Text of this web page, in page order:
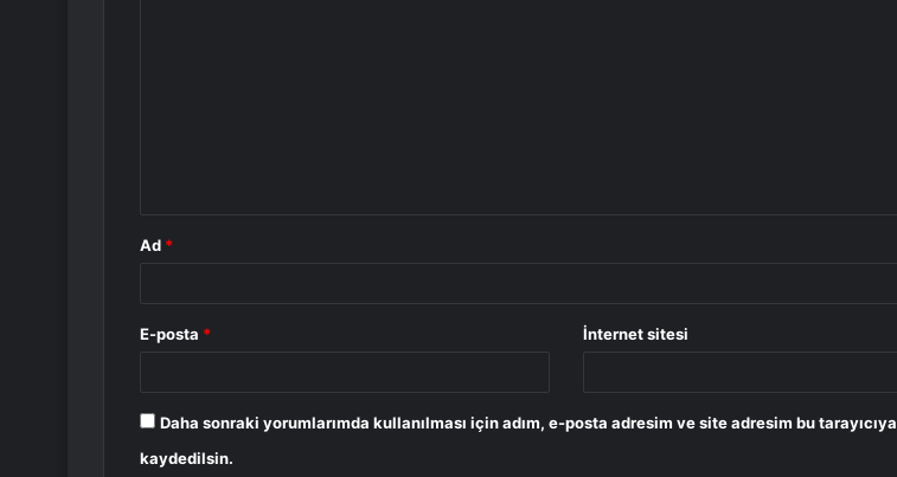
Ad *
E-posta * İnternet sitesi
Daha sonraki yorumlarımda kullanılması için adım, e-posta adresim ve site adresim bu tarayıcıya
kaydedilsin.